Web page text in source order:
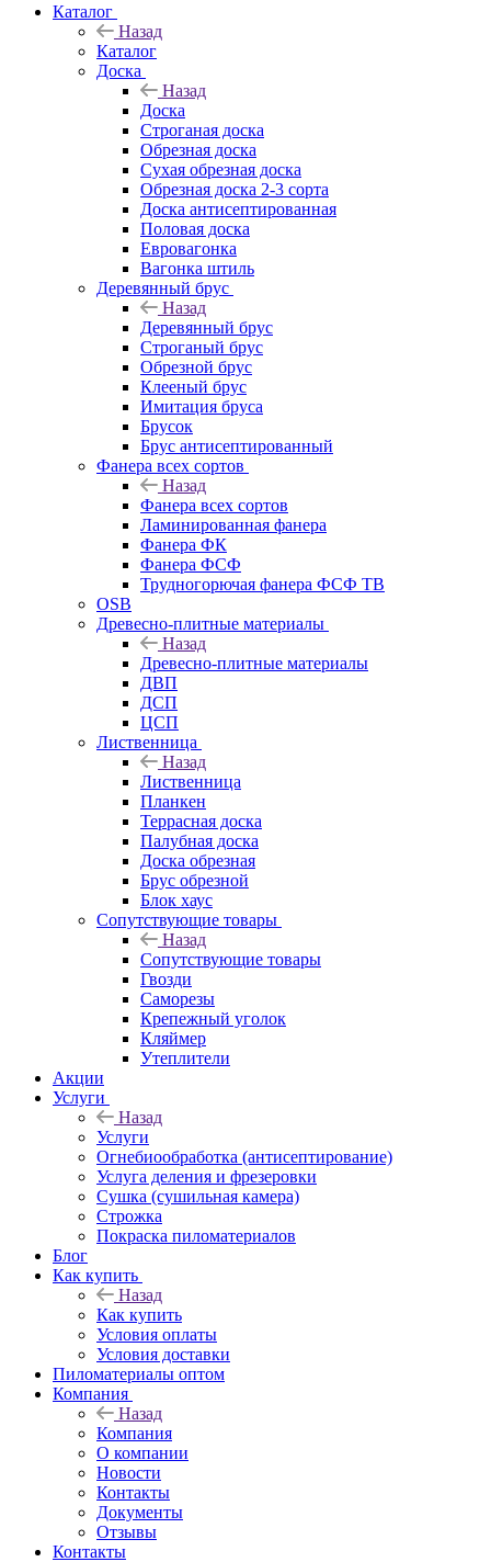
Каталог
Назад
Каталог
Доска
Назад
Доска
Строганая доска
Обрезная доска
Сухая обрезная доска
Обрезная доска 2-3 сорта
Доска антисептированная
Половая доска
Евровагонка
Вагонка штиль
Деревянный брус
Назад
Деревянный брус
Строганый брус
Обрезной брус
Клееный брус
Имитация бруса
Брусок
Брус антисептированный
Фанера всех сортов
Назад
Фанера всех сортов
Ламинированная фанера
Фанера ФК
Фанера ФСФ
Трудногорючая фанера ФСФ ТВ
OSB
Древесно-плитные материалы
Назад
Древесно-плитные материалы
ДВП
ДСП
ЦСП
Лиственница
Назад
Лиственница
Планкен
Террасная доска
Палубная доска
Доска обрезная
Брус обрезной
Блок хаус
Сопутствующие товары
Назад
Сопутствующие товары
Гвозди
Саморезы
Крепежный уголок
Кляймер
Утеплители
Акции
Услуги
Назад
Услуги
Огнебиообработка (антисептирование)
Услуга деления и фрезеровки
Сушка (сушильная камера)
Строжка
Покраска пиломатериалов
Блог
Как купить
Назад
Как купить
Условия оплаты
Условия доставки
Пиломатериалы оптом
Компания
Назад
Компания
О компании
Новости
Контакты
Документы
Отзывы
Контакты